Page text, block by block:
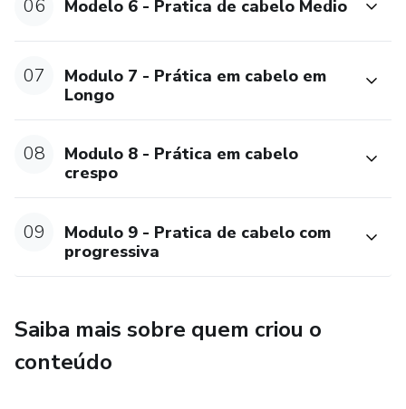
06 Modelo 6 - Pratica de cabelo Medio
07
Modulo 7 - Prática em cabelo em
Longo
08
Modulo 8 - Prática em cabelo
crespo
09
Modulo 9 - Pratica de cabelo com
progressiva
Saiba mais sobre quem criou o
conteúdo